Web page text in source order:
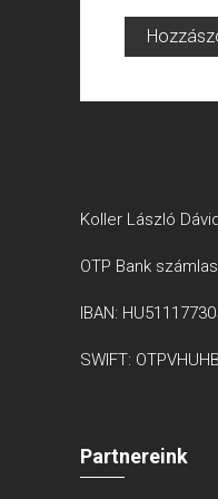
Koller László
OTP Bank
IBAN:
SWIFT: OTPVHUHB
Partnereink